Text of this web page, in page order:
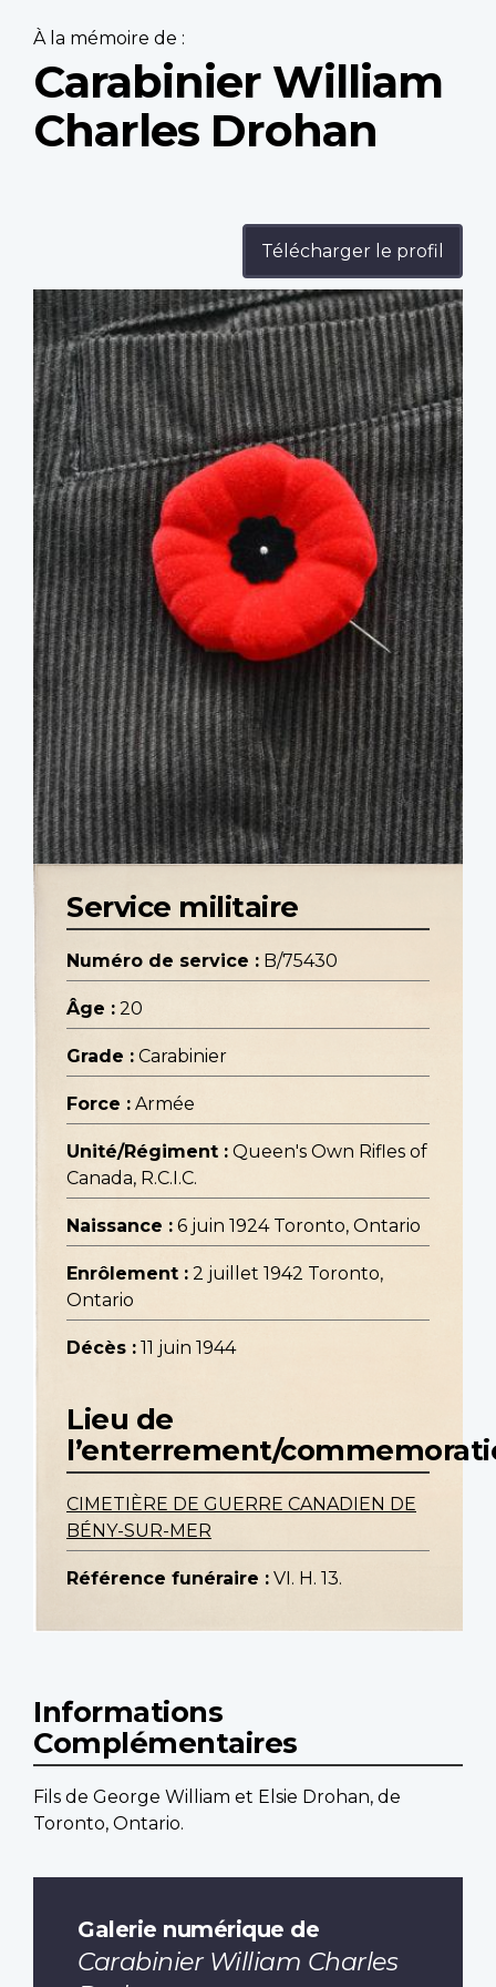
À la mémoire de :
Carabinier William
Charles Drohan
Télécharger le profil
Profile
image
Service militaire
Numéro de service : B/75430
Âge : 20
Grade : Carabinier
Force : Armée
Unité/Régiment : Queen's Own Rifles of
Canada, R.C.I.C.
Naissance : 6 juin 1924 Toronto, Ontario
Enrôlement : 2 juillet 1942 Toronto,
Ontario
Décès : 11 juin 1944
Lieu de
l’enterrement/
CIMETIÈRE DE GUERRE CANADIEN DE
BÉNY-SUR-MER
Référence funéraire : VI. H. 13.
Informations
Complémentaires
Fils de George William et Elsie Drohan, de
Toronto, Ontario.
Galerie numérique de
Carabinier William Charles